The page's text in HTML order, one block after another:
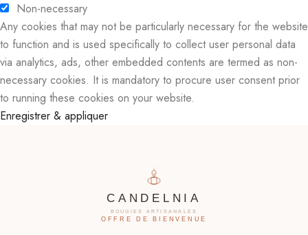
Non-necessary
Any cookies that may not be particularly necessary for the website
to function and is used specifically to collect user personal data
via analytics, ads, other embedded contents are termed as non-
necessary cookies. It is mandatory to procure user consent prior
to running these cookies on your website.
Enregistrer & appliquer
CANDELNIA
BOUGIES ARTISANALES
OFFRE DE BIENVENUE